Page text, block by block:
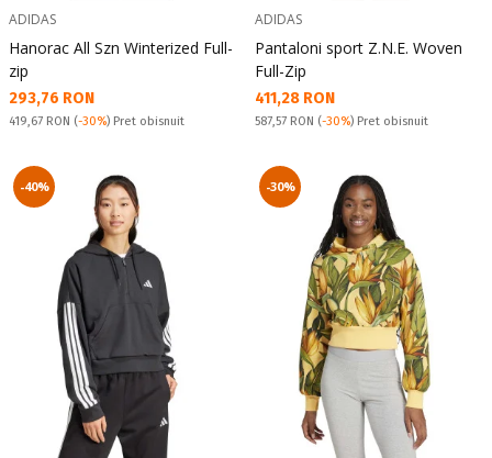
ADIDAS
Hanorac All Szn Winterized Full-
zip
Текуща цена:
293,76 RON
Pret obisnuit:
419,67 RON (-30%) Pret obisnuit
ADIDAS
Pantaloni sport Z.N.E. Woven
Full-Zip
Текуща цена:
411,28 RON
Pret obisnuit:
587,57 RON (-30%) Pret obisnuit
-40% -30%